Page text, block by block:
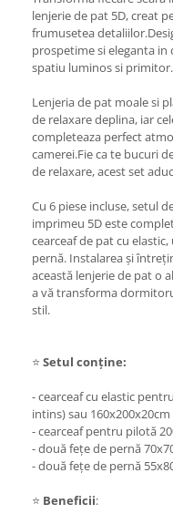
lenjerie de pat 5D, creat
frumusetea
prospetime si eleganta
spatiu luminos si primitor.
Lenjeria de pat moale si
de relaxare deplina, iar
completeaza perfect
camerei.Fie ca te bucuri
de relaxare, acest set
Cu 6 piese incluse, setul
imprimeu 5D este
cearceaf de pat cu
pernă. Instalarea și
această lenjerie de pat o
a vă transforma
stil.
⭐ Setul conține:
- cearceaf cu elastic
intins) sau
- cearceaf pentru pilotă
- două fețe de pernă
- două fețe de pernă
⭐ Beneficii: